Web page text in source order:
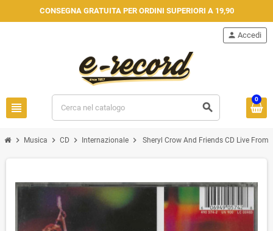
CONSEGNA GRATUITA PER ORDINI SUPERIORI A 19,90
view_headline search
person Accedi
0
chevron_right Musica chevron_right CD chevron_right Internazionale chevron_right Sheryl Crow And Friends CD Live